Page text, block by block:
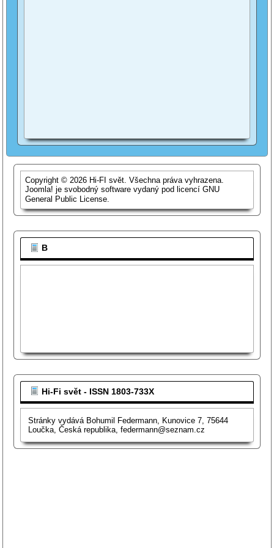
Copyright © 2026 Hi-FI svět. Všechna práva vyhrazena.
Joomla! je svobodný software vydaný pod licencíGNU
General Public License.
B
Hi-Fi svět - ISSN 1803-733X
Stránky vydává Bohumil Federmann, Kunovice 7, 75644
Loučka, Česká republika, federmann@seznam.cz